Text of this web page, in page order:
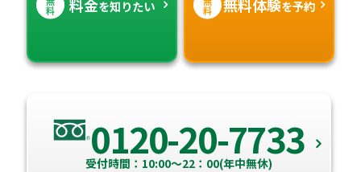
料 料金を知りたい 料 無料体験を予約
0120-20-7733
受付時間：10:00～22：00(年中無休)